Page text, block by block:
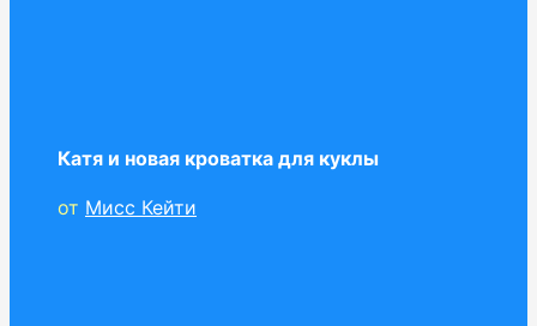
Катя и новая кроватка для куклы
от Мисс Кейти